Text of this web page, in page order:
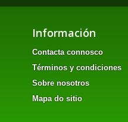
Información
Contacta connosco
Términos y condiciones
Sobre nosotros
Mapa do sitio